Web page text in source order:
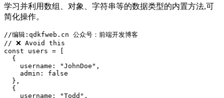
学习并利用数组、对象、字符串等的数据类型的内置方法,可
简化操作。
// ❌ Avoid this
const users = [
{
username:
"JohnDoe" ,
admin: false
},
{
username:
"Todd" ,